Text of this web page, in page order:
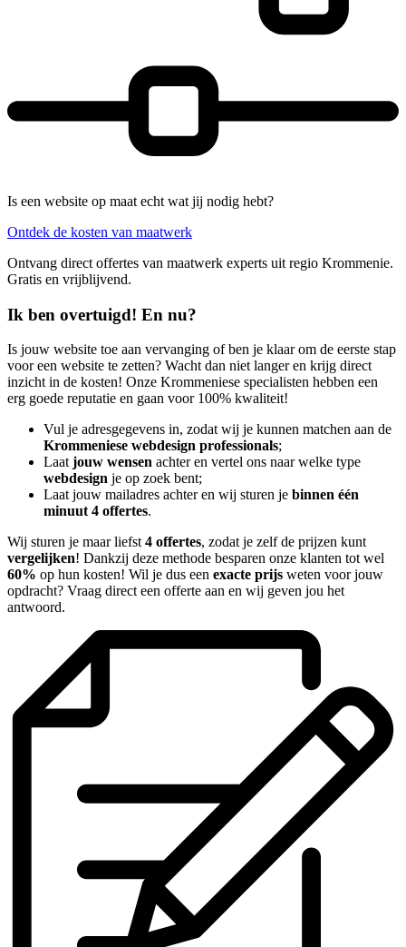
Is een website op maat echt wat jij nodig hebt?
Ontdek de kosten van maatwerk
Ontvang direct offertes van maatwerk experts uit regio Krommenie.
Gratis en vrijblijvend.
Ik ben overtuigd! En nu?
Is jouw website toe aan vervanging of ben je klaar om de eerste stap
voor een website te zetten? Wacht dan niet langer en krijg direct
inzicht in de kosten! Onze Krommeniese specialisten hebben een
erg goede reputatie en gaan voor 100% kwaliteit!
Vul je adresgegevens in, zodat wij je kunnen matchen aan de
Krommeniese webdesign professionals;
Laat jouw wensen achter en vertel ons naar welke type
webdesign je op zoek bent;
Laat jouw mailadres achter en wij sturen je binnen één
minuut 4 offertes.
Wij sturen je maar liefst 4 offertes, zodat je zelf de prijzen kunt
vergelijken! Dankzij deze methode besparen onze klanten tot wel
60% op hun kosten! Wil je dus een exacte prijs weten voor jouw
opdracht? Vraag direct een offerte aan en wij geven jou het
antwoord.